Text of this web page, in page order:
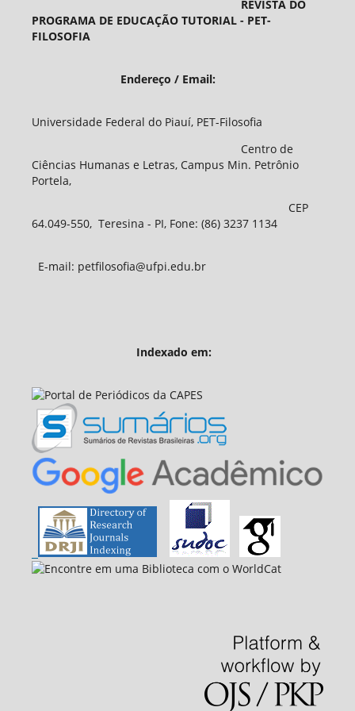
REVISTA DO
PROGRAMA DE EDUCAÇÃO TUTORIAL - PET-
FILOSOFIA
Endereço / Email:
Universidade Federal do Piauí, PET-Filosofia
Centro de
Ciências Humanas e Letras, Campus Min. Petrônio
Portela,
CEP
64.049-550, Teresina - PI, Fone: (86) 3237 1134
E-mail: petfilosofia@ufpi.edu.br
Indexado em: